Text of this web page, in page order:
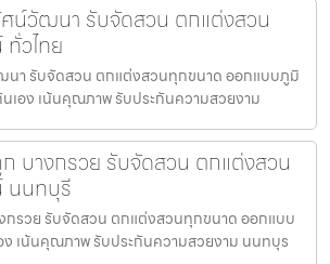
น์วัฒนา รับจัดสวน ตกแต่งสวน
วไทย
า รับจัดสวน ตกแต่งสวนทุกขนาด ออกแบบภูมิ
เอง เน้นคุณภาพ รับประกันความสวยงาม
บางกรวย รับจัดสวน ตกแต่งสวน
นนทบุรี
กรวย รับจัดสวน ตกแต่งสวนทุกขนาด ออกแบบ
ง เน้นคุณภาพ รับประกันความสวยงาม นนทบุร